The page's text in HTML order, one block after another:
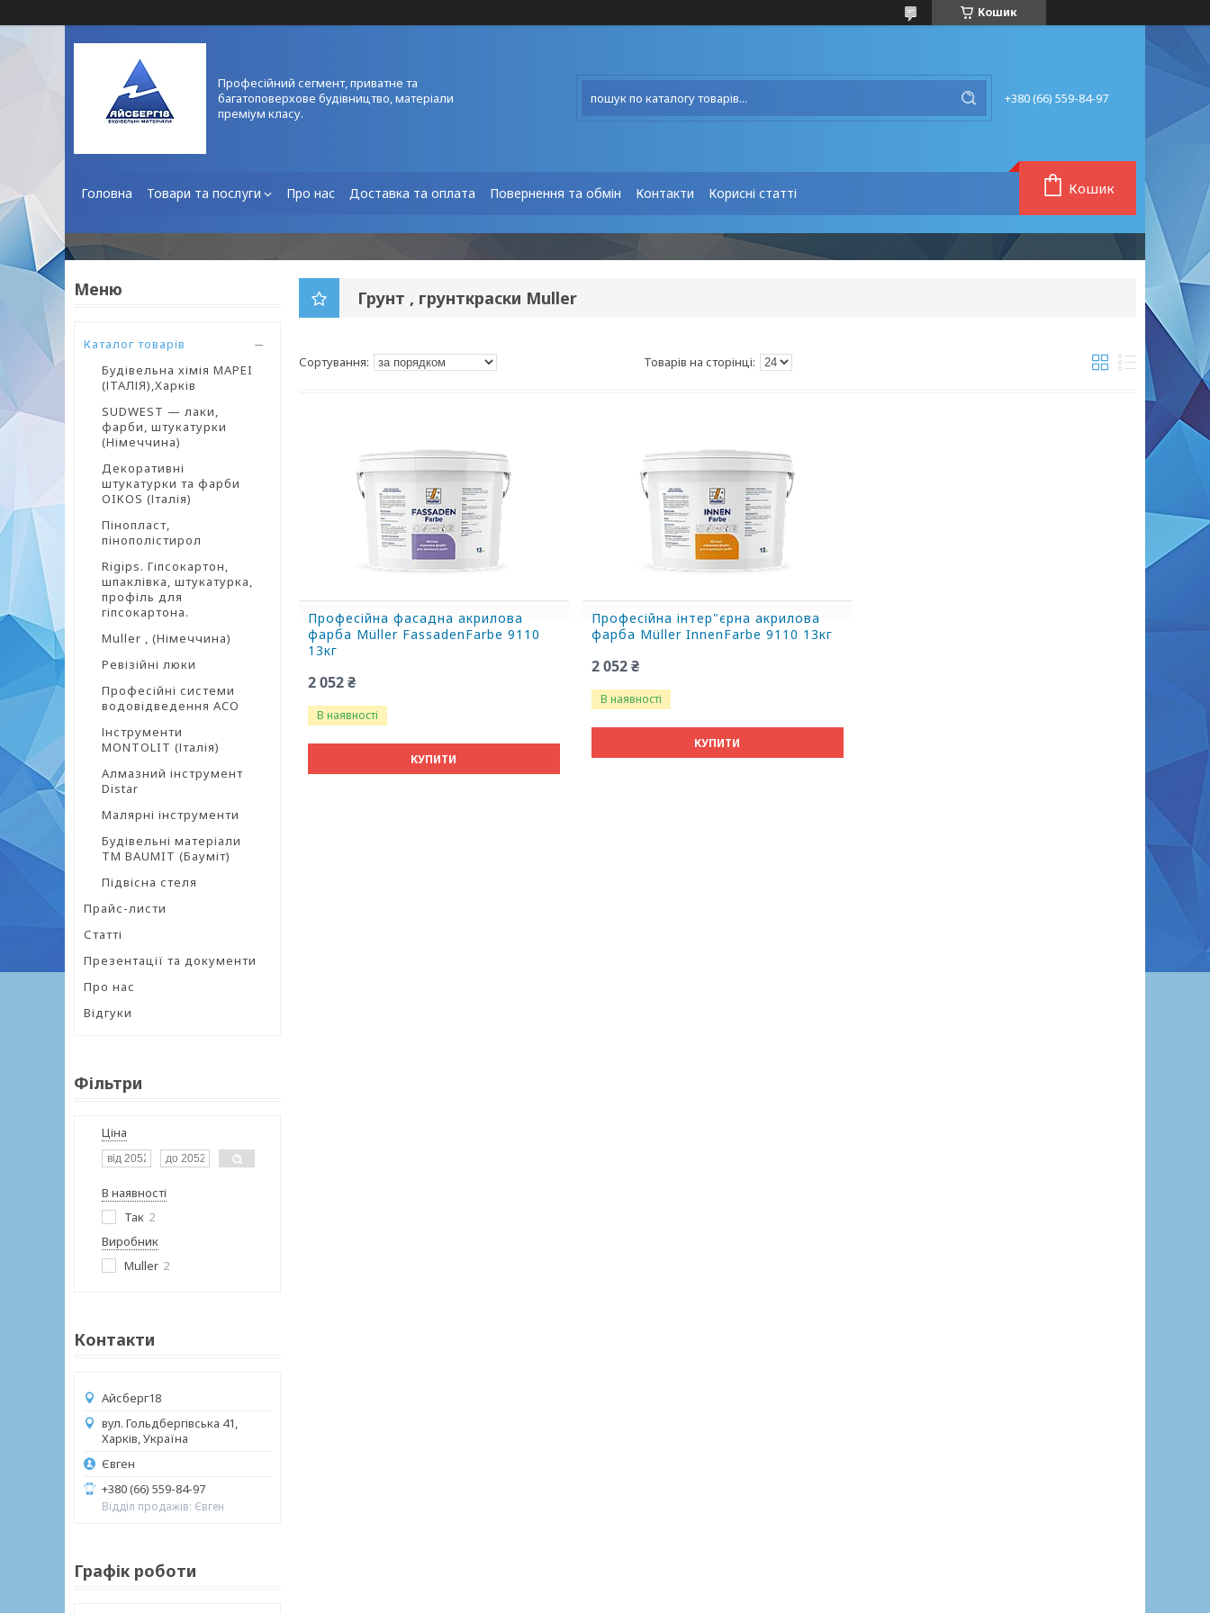
Кошик
Професійний сегмент, приватне та
багатоповерхове будівництво, матеріали
преміум класу.
+380 (66) 559-84-97
Головна Товари та послуги Про нас Доставка та оплата Повернення та обмін Контакти Корисні статті Кошик
Каталог товарів
Будівельна хімія MAPEI
(ІТАЛІЯ),Харків
SUDWEST — лаки,
фарби, штукатурки
(Німеччина)
Декоративні
штукатурки та фарби
OIKOS (Італія)
Пінопласт,
пінополістирол
Rigips. Гіпсокартон,
шпаклівка, штукатурка,
профіль для
гіпсокартона.
Muller , (Німеччина)
Ревізійні люки
Професійні системи
водовідведення ACO
Інструменти
MONTOLIT (Італія)
Алмазний інструмент
Distar
Малярні інструменти
Будівельні матеріали
ТМ BAUMIT (Бауміт)
Підвісна стеля
Прайс-листи
Статті
Презентації та документи
Про нас
Відгуки
Фільтри
Ціна
В наявності
Так 2
Виробник
Muller 2
Контакти
Айсберг18
вул. Гольдбергівська 41,
Харків, Україна
Євген
+380 (66) 559-84-97
Відділ продажів: Євген
Графік роботи
Грунт , грунткраски Muller
Професійна фасадна акрилова
фарба Müller FassadenFarbe 9110
13кг
2 052 ₴
В наявності
КУПИТИ
Професійна інтер"єрна акрилова
фарба Müller InnenFarbe 9110 13кг
2 052 ₴
В наявності
КУПИТИ